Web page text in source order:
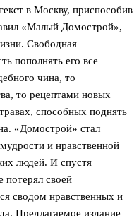
в Москву, приспособив
«Малый Домострой»,
Свободная
пополнять его все
чина, то
то рецептами новых
способных поднять
«Домострой» стал
и нравственной
людей. И спустя
потерял своей
сводом нравственных и
Предлагаемое издание